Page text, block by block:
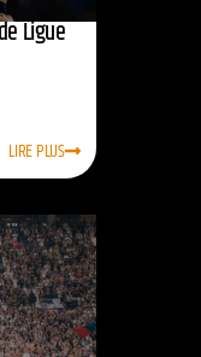
Ligue
LIRE PLUS